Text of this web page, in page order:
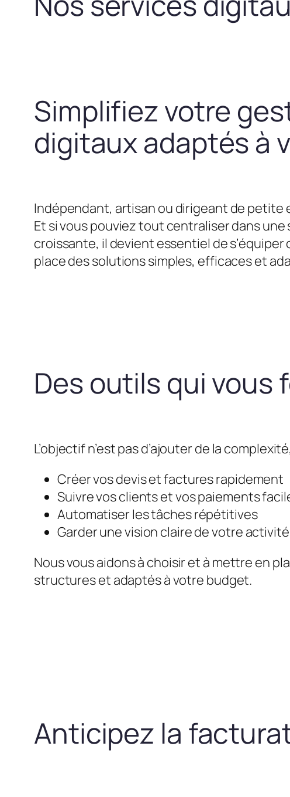
Simplifiez votre
digitaux adaptés à
Indépendant, artisan ou dirigeant de petite
Et si vous pouviez tout centraliser dans
croissante, il devient essentiel de
place des solutions simples, efficaces et
Des outils qui vous
L’objectif n’est pas d’ajouter de la
Créer vos devis et factures rapidement
Suivre vos clients et vos paiements
Automatiser les tâches répétitives
Garder une vision claire de votre
Nous vous aidons à choisir et à mettre en
structures et adaptés à votre budget.
Anticipez la